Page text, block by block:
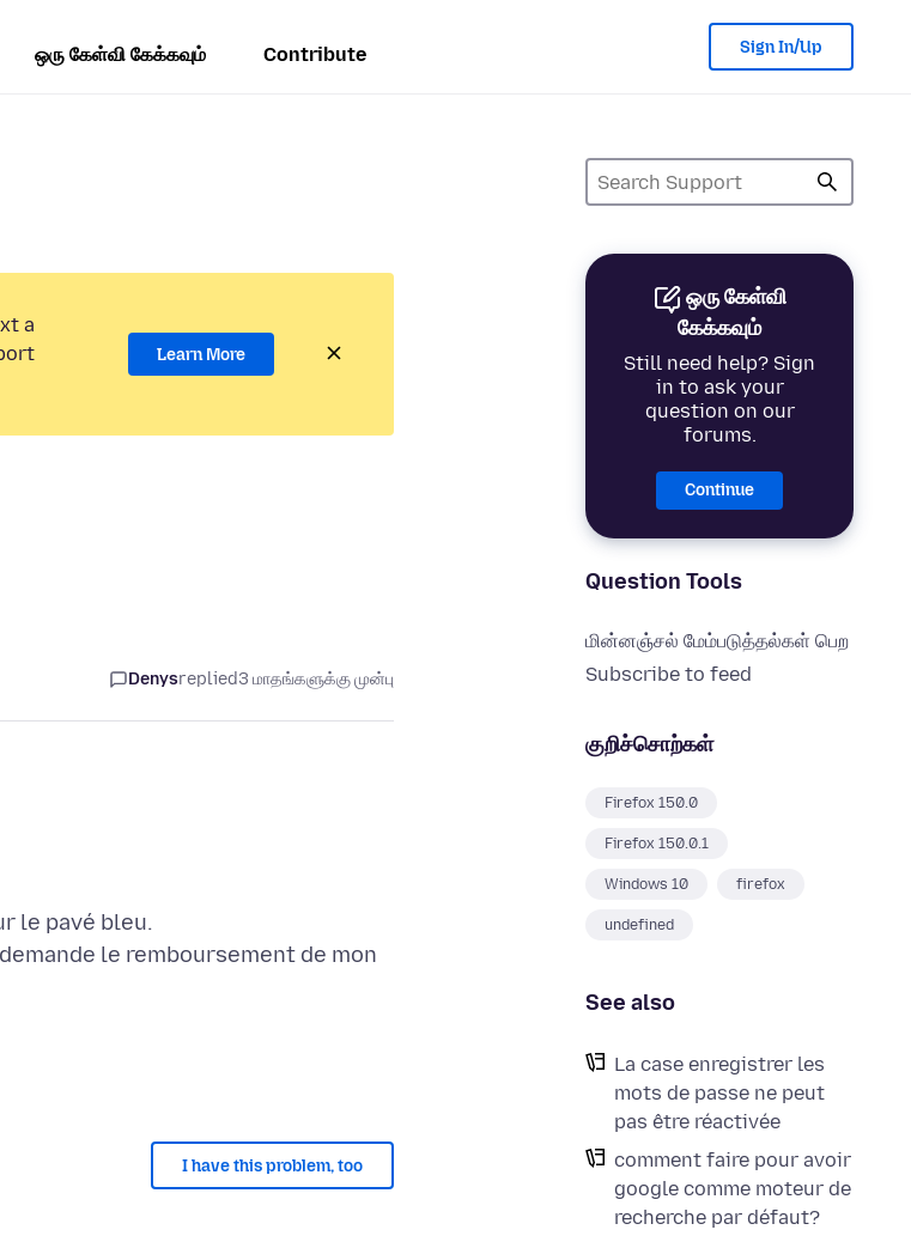
ஒரு கேள்வி கேக்கவும் Contribute Sign In/Up
ஒரு கேள்வி
கேக்கவும்
Still need help? Sign
in to ask your
question on our
forums.
Continue
Question Tools
மின்னஞ்சல் மேம்படுத்தல்கள் பெற
Subscribe to feed
குறிச்சொற்கள்
Firefox 150.0
Firefox 150.0.1
Windows 10 firefox
undefined
See also
La case enregistrer les
mots de passe ne peut
pas être réactivée
comment faire pour avoir
google comme moteur de
recherche par défaut?
a
Learn More
Denysreplied3 மாதங்களுக்கு முன்பு
le pavé bleu.
le remboursement de mon
I have this problem, too